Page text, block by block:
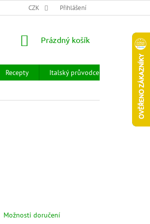
OBCHODNÍ PODMÍNKY
CZK Přihlášení
NÁKUPNÍ
Prázdný košík
Recepty Italský průvodce
Prodejny
Možnosti doručení